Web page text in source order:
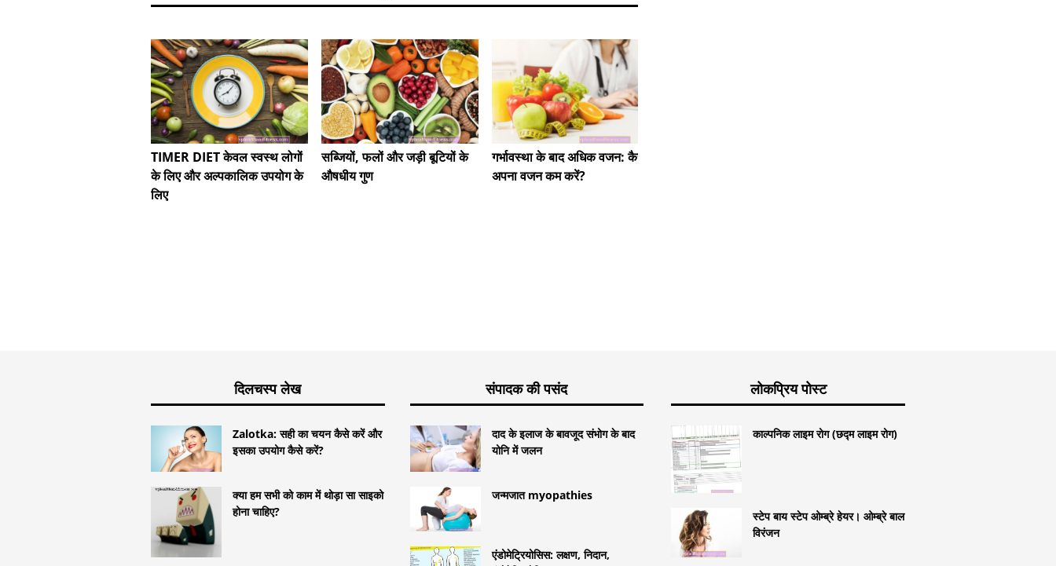
TIMER DIET केवल स्वस्थ लोगों
के लिए और अल्पकालिक उपयोग के
लिए
सब्जियों, फलों और जड़ी बूटियों के
औषधीय गुण
गर्भावस्था के बाद अधिक वजन: कैसे
अपना वजन कम करें?
दिलचस्प लेख
Zalotka: सही का चयन कैसे करें और
इसका उपयोग कैसे करें?
क्या हम सभी को काम में थोड़ा सा साइको
होना चाहिए?
संपादक की पसंद
दाद के इलाज के बावजूद संभोग के बाद
योनि में जलन
जन्मजात myopathies
एंडोमेट्रियोसिस: लक्षण, निदान,
लोकप्रिय पोस्ट
काल्पनिक लाइम रोग (छद्म लाइम रोग)
स्टेप बाय स्टेप ओम्ब्रे हेयर। ओम्ब्रे बाल
विरंजन